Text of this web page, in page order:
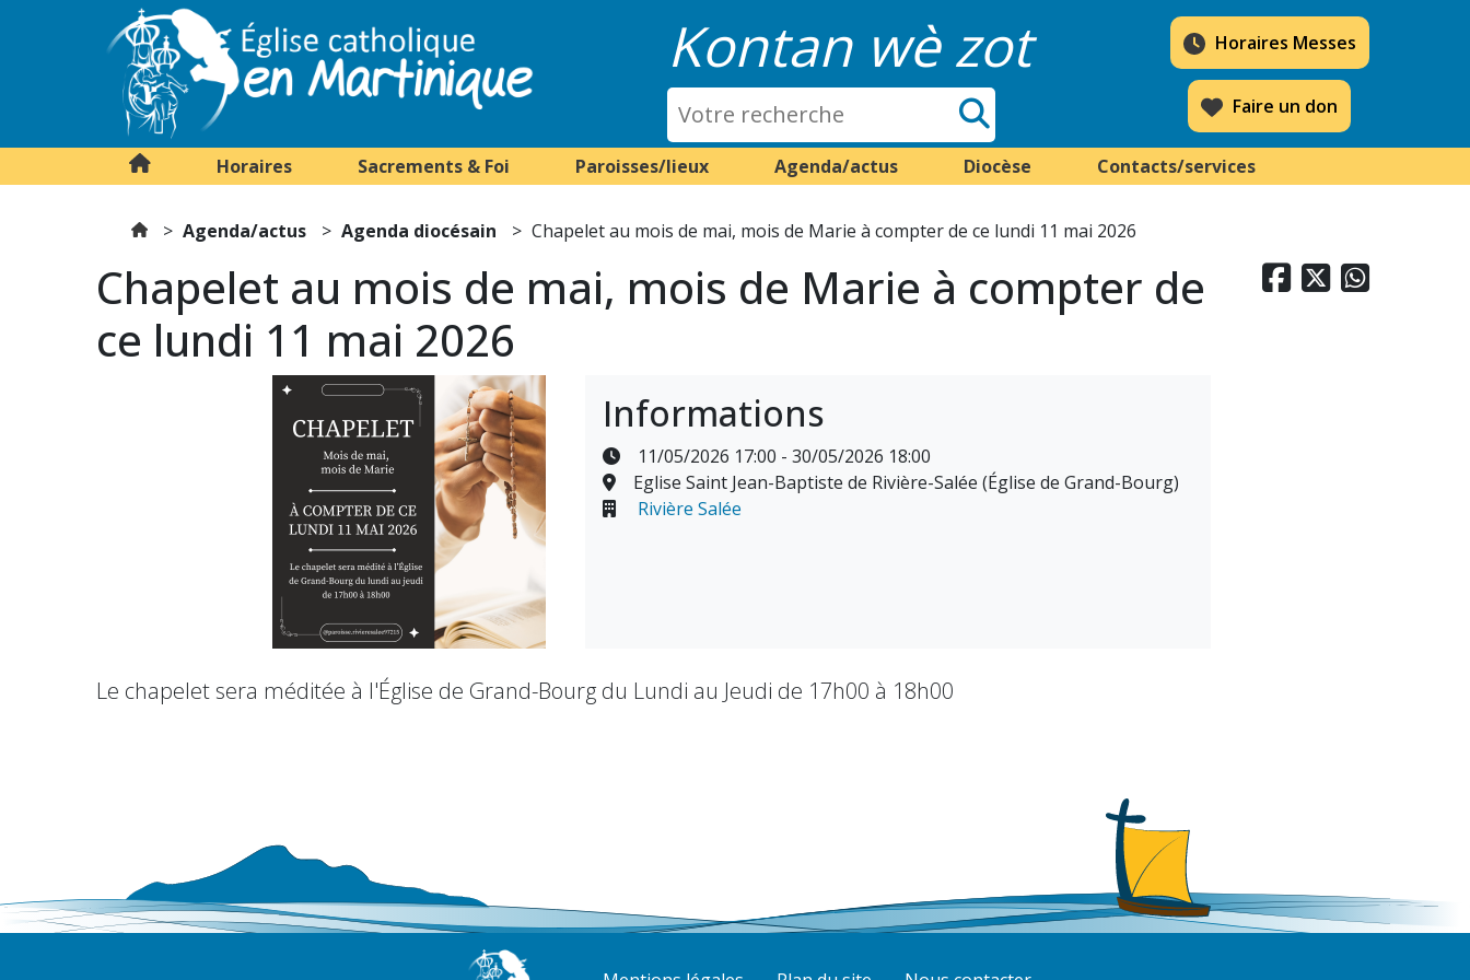
Kontan wè zot Horaires Messes
Faire un don
Horaires Sacrements & Foi Paroisses/lieux Agenda/actus Diocèse Contacts/services
Agenda/actus Agenda diocésain Chapelet au mois de mai, mois de Marie à compter de ce lundi 11 mai 2026
  
Chapelet au mois de mai, mois de Marie à compter de
ce lundi 11 mai 2026
Informations
11/05/2026 17:00 - 30/05/2026 18:00
Eglise Saint Jean-Baptiste de Rivière-Salée (Église de Grand-Bourg)
Rivière Salée
Le chapelet sera méditée à l'Église de Grand-Bourg du Lundi au Jeudi de 17h00 à 18h00